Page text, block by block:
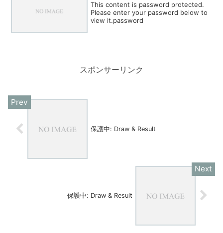
This content is password protected.
Please enter your password below to
view it.password
スポンサーリンク
保護中: Draw & Result
保護中: Draw & Result